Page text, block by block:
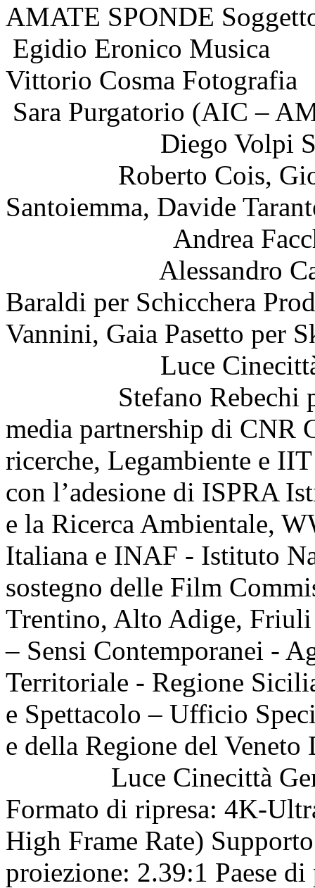
AMATE SPONDE
Egidio
Vittorio
Sara Purgatorio
Diego
Roberto Cois,
Santoiemma,
Andrea
Alessandro Carroli
Baraldi per Schicchera
Vannini, Gaia
Luce Cinecittà
Stefano Rebechi per
media partnership di CNR
ricerche, Legambiente e
con l’adesione di ISPRA
e la Ricerca Ambientale,
Italiana e INAF - Istituto
sostegno delle Film
Trentino, Alto Adige, Friuli
– Sensi Contemporanei -
Territoriale - Regione
e Spettacolo – Ufficio
e della Regione del
Luce Cinecittà
Formato di ripresa: 4K-
High Frame Rate)
proiezione: 2.39:1 Paese